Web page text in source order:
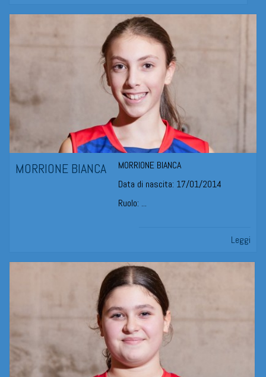
MORRIONE BIANCA
MORRIONE BIANCA
Data di nascita: 17/01/2014
Ruolo: ...
Leggi